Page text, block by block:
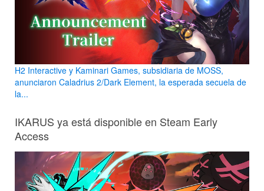
H2 Interactive y Kaminari Games, subsidiaria de MOSS,
anunciaron Caladrius 2/Dark Element, la esperada secuela de
la...
IKARUS ya está disponible en Steam Early
Access